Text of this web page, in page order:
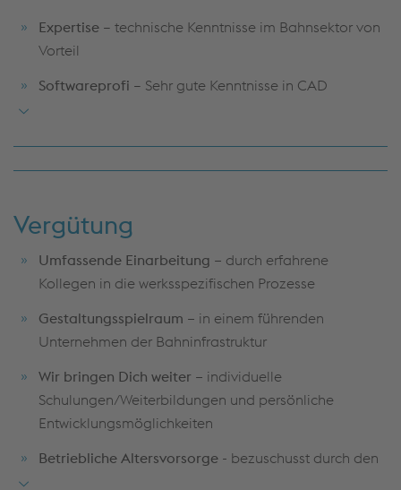
Expertise – technische Kenntnisse im Bahnsektor von
Vorteil
Softwareprofi – Sehr gute Kenntnisse in CAD
Sprachkenntnisse– Englisch undDeutsch
verhandlungssicher(C1), weitere Sprachen optional
Auftreten mit Teamgeist
Vergütung
Umfassende Einarbeitung – durch erfahrene
Kollegen in die werksspezifischen Prozesse
Gestaltungsspielraum – in einem führenden
Unternehmen der Bahninfrastruktur
Wir bringen Dich weiter – individuelle
Schulungen/Weiterbildungen und persönliche
Entwicklungsmöglichkeiten
Betriebliche Altersvorsorge - bezuschusst durch den